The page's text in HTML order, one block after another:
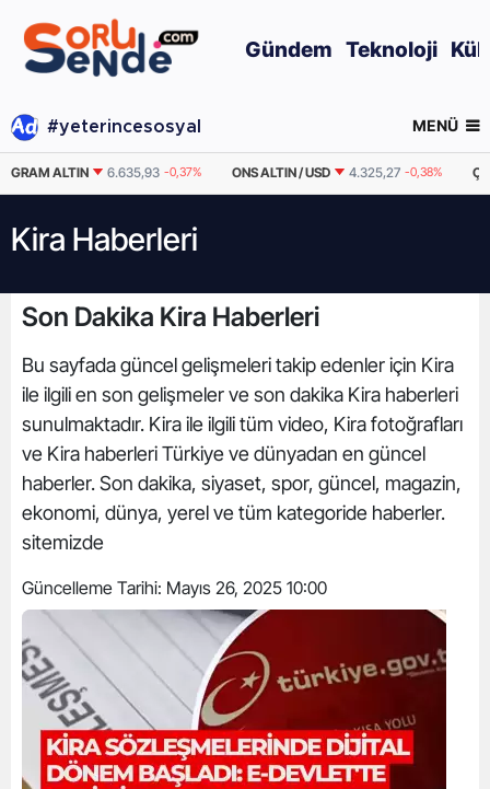
Gündem Teknoloji
#yeterincesosyal MENÜ
ALTIN 6.635,93 -0,37% ONS ALTIN / USD 4.325,27 -0,38%
Kira Haberleri
Son Dakika Kira Haberleri
Bu sayfada güncel gelişmeleri takip edenler için Kira
ile ilgili en son gelişmeler ve son dakika Kira haberleri
sunulmaktadır. Kira ile ilgili tüm video, Kira fotoğrafları
ve Kira haberleri Türkiye ve dünyadan en güncel
haberler. Son dakika, siyaset, spor, güncel, magazin,
ekonomi, dünya, yerel ve tüm kategoride haberler.
sitemizde
Güncelleme Tarihi: Mayıs 26, 2025 10:00